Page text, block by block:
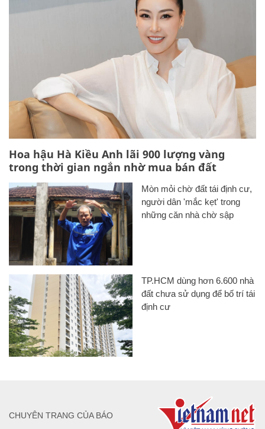
Hoa hậu Hà Kiều Anh lãi 900 lượng vàng
trong thời gian ngắn nhờ mua bán đất
Mòn mỏi chờ đất tái định cư,
người dân 'mắc kẹt' trong
những căn nhà chờ sập
TP.HCM dùng hơn 6.600 nhà
đất chưa sử dụng để bố trí tái
định cư
CHUYÊN TRANG CỦA BÁO